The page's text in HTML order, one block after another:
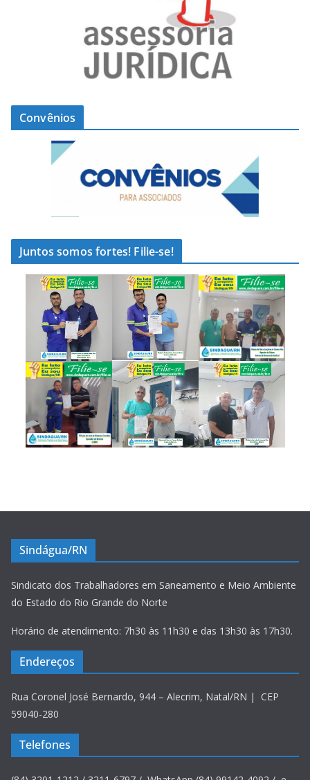
Convênios
Juntos somos fortes! Filie-se!
Sindágua/RN
Sindicato dos Trabalhadores em Saneamento e Meio Ambiente
do Estado do Rio Grande do Norte
Horário de atendimento: 7h30 às 11h30 e das 13h30 às 17h30.
Endereços
Rua Coronel José Bernardo, 944 – Alecrim, Natal/RN | CEP
59040-280
Telefones